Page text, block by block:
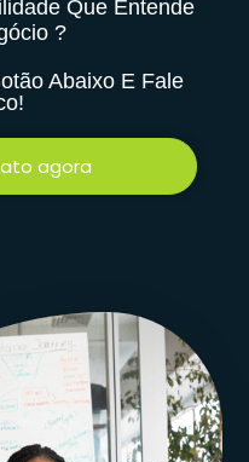
Que Entende
?
Abaixo E Fale
agora